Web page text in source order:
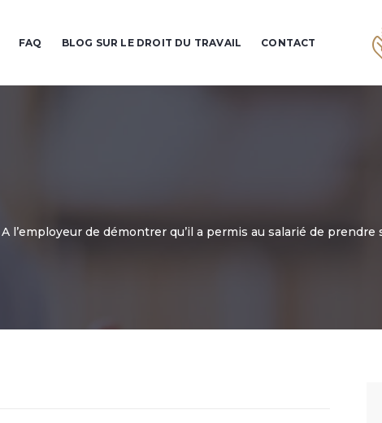
FAQ BLOG SUR LE DROIT DU TRAVAIL CONTACT
A l’employeur de démontrer qu’il a permis au salarié de prendre